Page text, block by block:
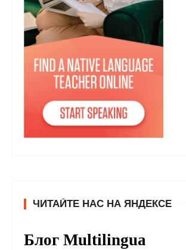
ЧИТАЙТЕ НАС НА ЯНДЕКСЕ
Блог Multilingua